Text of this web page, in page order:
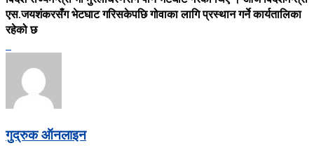
एस.जयशंकरसँग भेटघाट गरिसकेपछि गोवाका लागि प्रस्थान गर्ने कार्यतालिका
रहेको छ
गुद्रुक ऑनलाइन